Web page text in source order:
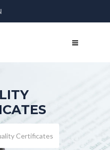
Certificates